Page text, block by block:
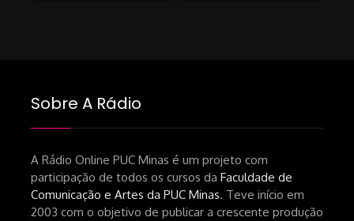
Sobre A Rádio
A Rádio Online PUC Minas é um projeto com
participação de todos os cursos da Faculdade de
Comunicação e Artes da PUC Minas. Teve início em
2003 com o objetivo de publicar a crescente produção